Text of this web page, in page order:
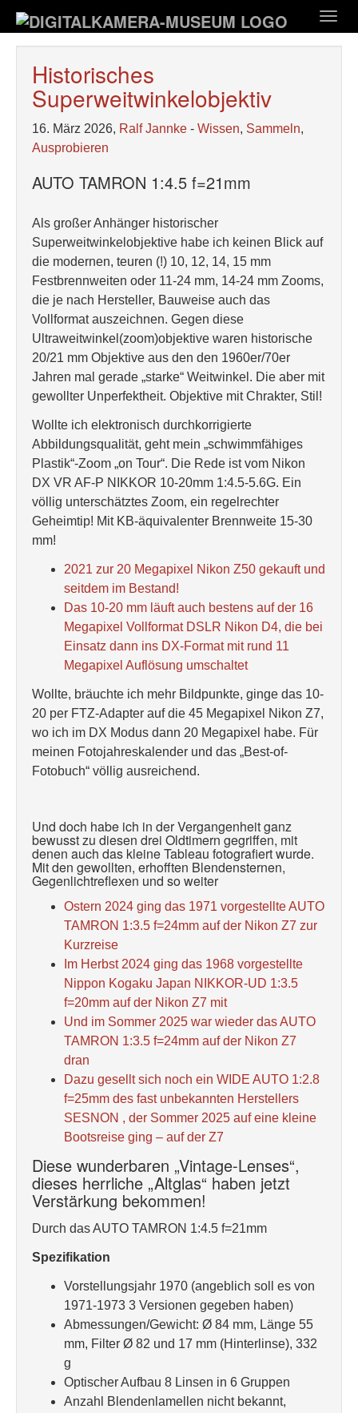
Hauptinhalt
springen
Historisches
Superweitwinkelobjektiv
16. März 2026, Ralf Jannke - Wissen, Sammeln,
Ausprobieren
AUTO TAMRON 1:4.5 f=21mm
Als großer Anhänger historischer
Superweitwinkelobjektive habe ich keinen Blick auf
die modernen, teuren (!) 10, 12, 14, 15 mm
Festbrennweiten oder 11-24 mm, 14-24 mm Zooms,
die je nach Hersteller, Bauweise auch das
Vollformat auszeichnen. Gegen diese
Ultraweitwinkel(zoom)objektive waren historische
20/21 mm Objektive aus den den 1960er/70er
Jahren mal gerade „starke“ Weitwinkel. Die aber mit
gewollter Unperfektheit. Objektive mit Chrakter, Stil!
Wollte ich elektronisch durchkorrigierte
Abbildungsqualität, geht mein „schwimmfähiges
Plastik“-Zoom „on Tour“. Die Rede ist vom Nikon
DX VR AF-P NIKKOR 10-20mm 1:4.5-5.6G. Ein
völlig unterschätztes Zoom, ein regelrechter
Geheimtip! Mit KB-äquivalenter Brennweite 15-30
mm!
2021 zur 20 Megapixel Nikon Z50 gekauft und
seitdem im Bestand!
Das 10-20 mm läuft auch bestens auf der 16
Megapixel Vollformat DSLR Nikon D4, die bei
Einsatz dann ins DX-Format mit rund 11
Megapixel Auflösung umschaltet
Wollte, bräuchte ich mehr Bildpunkte, ginge das 10-
20 per FTZ-Adapter auf die 45 Megapixel Nikon Z7,
wo ich im DX Modus dann 20 Megapixel habe. Für
meinen Fotojahreskalender und das „Best-of-
Fotobuch“ völlig ausreichend.
Und doch habe ich in der Vergangenheit ganz
bewusst zu diesen drei Oldtimern gegriffen, mit
denen auch das kleine Tableau fotografiert wurde.
Mit den gewollten, erhofften Blendensternen,
Gegenlichtreflexen und so weiter
Ostern 2024 ging das 1971 vorgestellte AUTO
TAMRON 1:3.5 f=24mm auf der Nikon Z7 zur
Kurzreise
Im Herbst 2024 ging das 1968 vorgestellte
Nippon Kogaku Japan NIKKOR-UD 1:3.5
f=20mm auf der Nikon Z7 mit
Und im Sommer 2025 war wieder das AUTO
TAMRON 1:3.5 f=24mm auf der Nikon Z7
dran
Dazu gesellt sich noch ein WIDE AUTO 1:2.8
f=25mm des fast unbekannten Herstellers
SESNON , der Sommer 2025 auf eine kleine
Bootsreise ging – auf der Z7
Diese wunderbaren „Vintage-Lenses“,
dieses herrliche „Altglas“ haben jetzt
Verstärkung bekommen!
Durch das AUTO TAMRON 1:4.5 f=21mm
Spezifikation
Vorstellungsjahr 1970 (angeblich soll es von
1971-1973 3 Versionen gegeben haben)
Abmessungen/Gewicht: Ø 84 mm, Länge 55
mm, Filter Ø 82 und 17 mm (Hinterlinse), 332
g
Optischer Aufbau 8 Linsen in 6 Gruppen
Anzahl Blendenlamellen nicht bekannt,